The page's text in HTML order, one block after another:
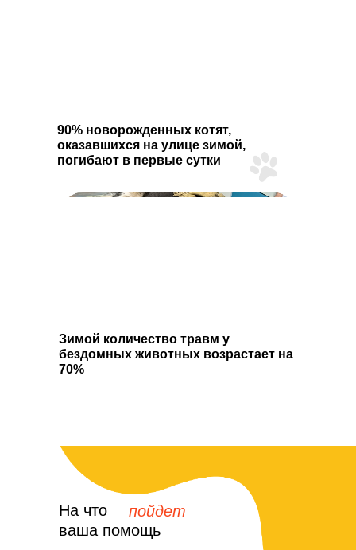
Зимой количество травм у
бездомных животных возрастает на
70%
90% новорожденных котят,
оказавшихся на улице зимой,
погибают в первые сутки
ваша помощь
пойдет
На что